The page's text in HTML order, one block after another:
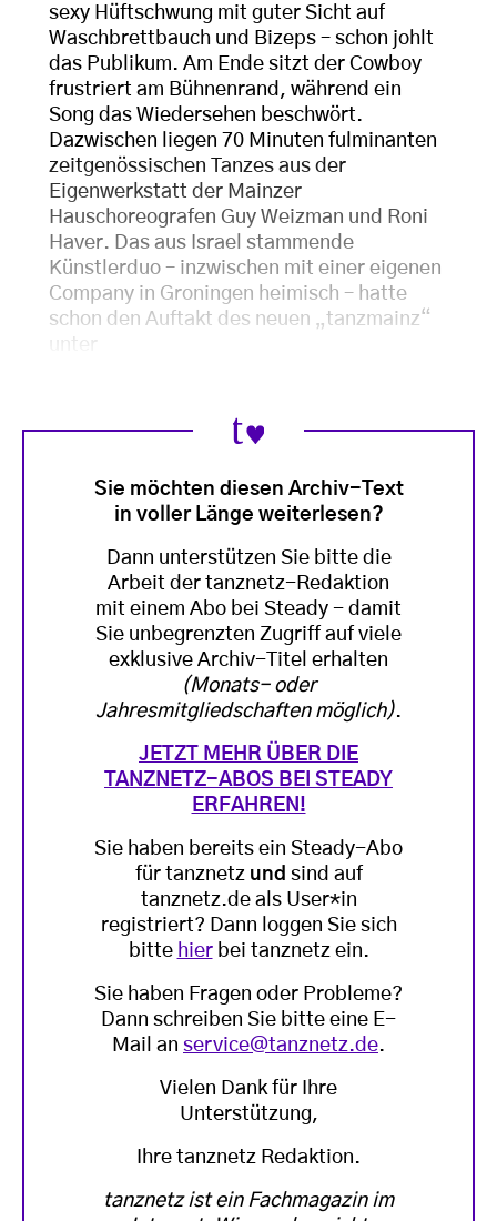
sexy Hüftschwung mit guter Sicht auf
Waschbrettbauch und Bizeps – schon johlt
das Publikum. Am Ende sitzt der Cowboy
frustriert am Bühnenrand, während ein
Song das Wiedersehen beschwört.
Dazwischen liegen 70 Minuten fulminanten
zeitgenössischen Tanzes aus der
Eigenwerkstatt der Mainzer
Hauschoreografen Guy Weizman und Roni
Haver. Das aus Israel stammende
Künstlerduo – inzwischen mit einer eigenen
Company in Groningen heimisch – hatte
schon den Auftakt des neuen „tanzmainz“
unter
Sie möchten diesen Archiv-Text
in voller Länge weiterlesen?
Dann unterstützen Sie bitte die
Arbeit der tanznetz-Redaktion
mit einem Abo bei Steady - damit
Sie unbegrenzten Zugriff auf viele
exklusive Archiv-Titel erhalten
(Monats- oder
Jahresmitgliedschaften möglich).
JETZT MEHR ÜBER DIE
TANZNETZ-ABOS BEI STEADY
ERFAHREN!
Sie haben bereits ein Steady-Abo
für tanznetz und sind auf
tanznetz.de als User*in
registriert? Dann loggen Sie sich
bitte hierbei tanznetz ein.
Sie haben Fragen oder Probleme?
Dann schreiben Sie bitte eine E-
Mail an service@tanznetz.de.
Vielen Dank für Ihre
Unterstützung,
Ihre tanznetz Redaktion.
tanznetz ist ein Fachmagazin im